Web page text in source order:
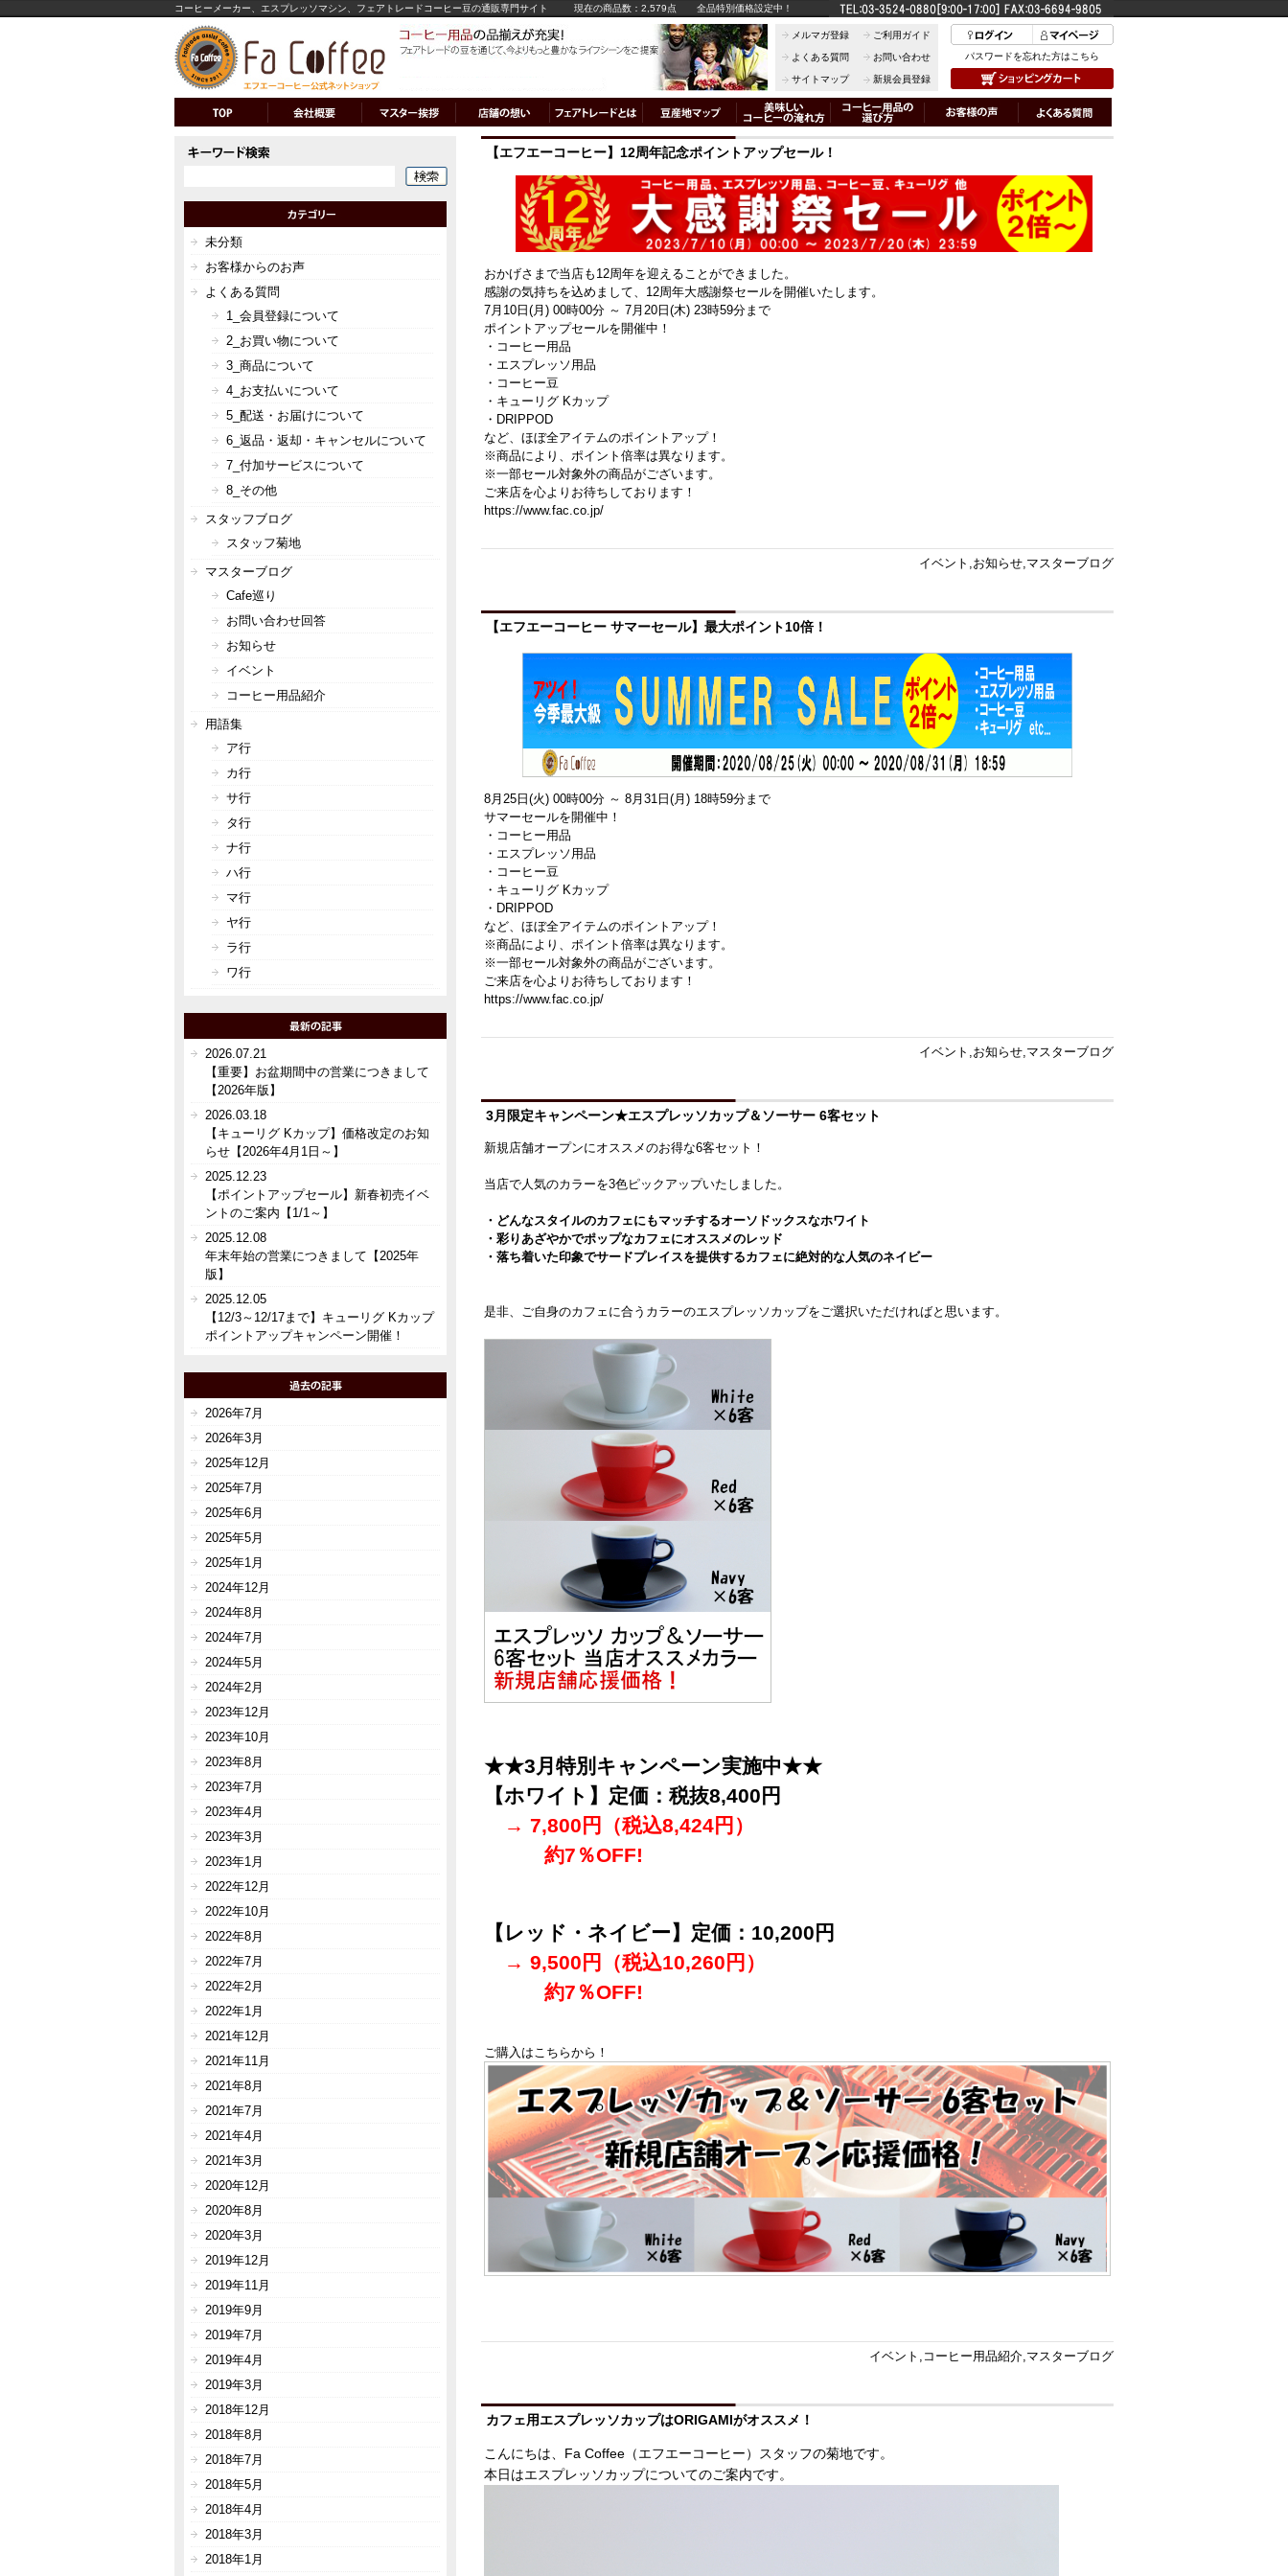
コーヒーメーカー、エスプレッソマシン、フェアトレードコーヒー豆の通販専門サイト 現在の商品数：2,579点 全品特別価格設定中！
メルマガ登録 ご利用ガイド
よくある質問 お問い合わせ
サイトマップ 新規会員登録
パスワードを忘れた方はこちら
【エフエーコーヒー】12周年記念ポイントアップセール！
おかげさまで当店も12周年を迎えることができました。
感謝の気持ちを込めまして、12周年大感謝祭セールを開催いたします。
7月10日(月) 00時00分 ～ 7月20日(木) 23時59分まで
ポイントアップセールを開催中！
・コーヒー用品
・エスプレッソ用品
・コーヒー豆
・キューリグ Kカップ
・DRIPPOD
など、ほぼ全アイテムのポイントアップ！
※商品により、ポイント倍率は異なります。
※一部セール対象外の商品がございます。
ご来店を心よりお待ちしております！
https://www.fac.co.jp/
イベント お知らせ マスターブログ
【エフエーコーヒー サマーセール】最大ポイント10倍！
8月25日(火) 00時00分 ～ 8月31日(月) 18時59分まで
サマーセールを開催中！
・コーヒー用品
・エスプレッソ用品
・コーヒー豆
・キューリグ Kカップ
・DRIPPOD
など、ほぼ全アイテムのポイントアップ！
※商品により、ポイント倍率は異なります。
※一部セール対象外の商品がございます。
ご来店を心よりお待ちしております！
https://www.fac.co.jp/
イベント お知らせ マスターブログ
3月限定キャンペーン★エスプレッソカップ＆ソーサー 6客セット
新規店舗オープンにオススメのお得な6客セット！
当店で人気のカラーを3色ピックアップいたしました。
・どんなスタイルのカフェにもマッチするオーソドックスなホワイト
・彩りあざやかでポップなカフェにオススメのレッド
・落ち着いた印象でサードプレイスを提供するカフェに絶対的な人気のネイビー
是非、ご自身のカフェに合うカラーのエスプレッソカップをご選択いただければと思います。
★★3月特別キャンペーン実施中★★
【ホワイト】定価：税抜8,400円
→ 7,800円（税込8,424円）
約7％OFF!
【レッド・ネイビー】定価：10,200円
→ 9,500円（税込10,260円）
約7％OFF!
ご購入はこちらから！
イベント コーヒー用品紹介 マスターブログ
カフェ用エスプレッソカップはORIGAMIがオススメ！
こんにちは、Fa Coffee（エフエーコーヒー）スタッフの菊地です。
本日はエスプレッソカップについてのご案内です。
未分類
お客様からのお声
よくある質問
1_会員登録について
2_お買い物について
3_商品について
4_お支払いについて
5_配送・お届けについて
6_返品・返却・キャンセルについて
7_付加サービスについて
8_その他
スタッフブログ
スタッフ菊地
マスターブログ
Cafe巡り
お問い合わせ回答
お知らせ
イベント
コーヒー用品紹介
用語集
ア行
カ行
サ行
タ行
ナ行
ハ行
マ行
ヤ行
ラ行
ワ行
2026.07.21
【重要】お盆期間中の営業につきまして
【2026年版】
2026.03.18
【キューリグ Kカップ】価格改定のお知
らせ【2026年4月1日～】
2025.12.23
【ポイントアップセール】新春初売イベ
ントのご案内【1/1～】
2025.12.08
年末年始の営業につきまして【2025年
版】
2025.12.05
【12/3～12/17まで】キューリグ Kカップ
ポイントアップキャンペーン開催！
2026年7月
2026年3月
2025年12月
2025年7月
2025年6月
2025年5月
2025年1月
2024年12月
2024年8月
2024年7月
2024年5月
2024年2月
2023年12月
2023年10月
2023年8月
2023年7月
2023年4月
2023年3月
2023年1月
2022年12月
2022年10月
2022年8月
2022年7月
2022年2月
2022年1月
2021年12月
2021年11月
2021年8月
2021年7月
2021年4月
2021年3月
2020年12月
2020年8月
2020年3月
2019年12月
2019年11月
2019年9月
2019年7月
2019年4月
2019年3月
2018年12月
2018年8月
2018年7月
2018年5月
2018年4月
2018年3月
2018年1月